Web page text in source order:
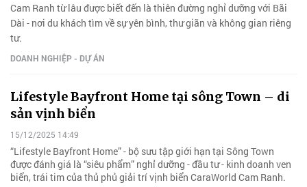
Cam Ranh từ lâu được biết đến là thiên đường nghỉ dưỡng với Bãi
Dài - nơi du khách tìm về sự yên bình, thư giãn và không gian riêng
tư.
DOANH NGHIỆP - DỰ ÁN
Lifestyle Bayfront Home tại sông Town – di
sản vịnh biển
15/12/2025 14:49
“Lifestyle Bayfront Home” - bộ sưu tập giới hạn tại Sông Town
được đánh giá là “siêu phẩm” nghỉ dưỡng - đầu tư - kinh doanh ven
biển, trái tim của thủ phủ giải trí vịnh biển CaraWorld Cam Ranh.